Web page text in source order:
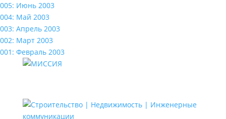
005: Июнь 2003
004: Май 2003
003: Апрель 2003
002: Март 2003
001: Февраль 2003